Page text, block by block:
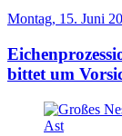
Montag, 15. Juni
bittet um